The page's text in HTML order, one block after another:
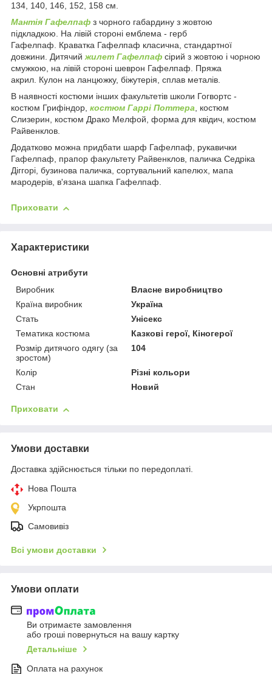
134, 140, 146, 152, 158 см.
Мантія Гафелпаф з чорного габардину з жовтою
підкладкою. На лівій стороні емблема - герб
Гафелпаф. Краватка Гафелпаф класична, стандартної
довжини. Дитячийжилет Гафелпаф сірий з жовтою і чорною
смужкою, на лівій стороні шеврон Гафелпаф. Пряжа
акрил. Кулон на ланцюжку, біжутерія, сплав металів.
В наявності костюми інших факультетів школи Гогвортс -
костюм Грифіндор, костюм Гаррі Поттера, костюм
Слизерин, костюм Драко Мелфой, форма для квідич, костюм
Райвенклов.
Додатково можна придбати шарф Гафелпаф, рукавички
Гафелпаф, прапор факультету Райвенклов, паличка Седріка
Діггорі, бузинова паличка, сортувальний капелюх, мапа
мародерів, в'язана шапка Гафелпаф.
Приховати
Характеристики
Основні атрибути
Виробник
Власне виробництво
Країна виробник
Україна
Стать
Унісекс
Тематика костюма
Казкові герої, Кіногерої
Розмір дитячого одягу (за
зростом)
104
Колір
Різні кольори
Стан
Новий
Приховати
Умови доставки
Доставка здійснюється тільки по передоплаті.
Нова Пошта
Укрпошта
Самовивіз
Всі умови доставки
Умови оплати
Ви отримаєте замовлення
або гроші повернуться на вашу картку
Детальніше
Оплата на рахунок